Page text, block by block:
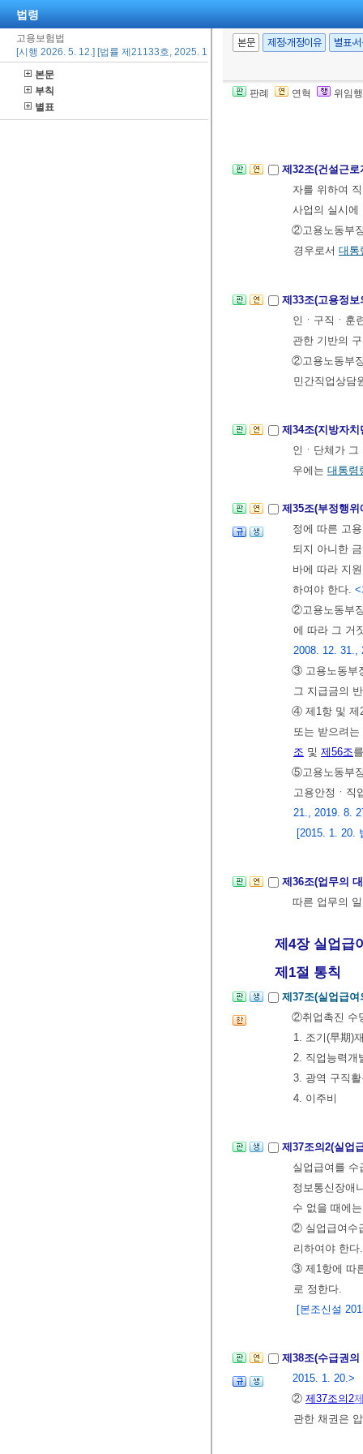
법령
고용보험법
[시행 2026. 5. 12.] [법률 제21133호, 2025. 11. 11., 일부개정]
본문
부칙
별표
본문 제정·개정이유 별표·
판례 연혁 위임
3. 그 밖에대
통령령으로
실시할 수 있
제32조(건설근
자를 위하여
사업의 실시
②고용노동부
경우로서 대통
제33조(고용정
인ㆍ구직ㆍ훈
관한 기반의
②고용노동부
민간직업상담
제34조(지방자
인ㆍ단체가
우에는 대통령
제35조(부정행
정에 따른 고
되지 아니한
바에 따라 지
하여야 한다. <
②고용노동부
에 따라 그 거
2008. 12. 31.,
③ 고용노동부
그 지급금의
④ 제1항 및 제
또는 받으려
조 및 제56조
⑤고용노동부
고용안정ㆍ직
21., 2019. 8.
[2015. 1. 20.
제36조(업무의
따른 업무의
제4장 실업급
제1절 통칙
제37조(실업급여
②취업촉진 수
1. 조기(早期)
2. 직업능력개
3. 광역 구직
4. 이주비
제37조의2(실업
실업급여를 수
정보통신장애
수 없을 때에
② 실업급여수
리하여야 한다.
③ 제1항에 따
로 정한다.
[본조신설
제38조(수급권
2015. 1. 20.>
② 제37조의2
관한 채권은